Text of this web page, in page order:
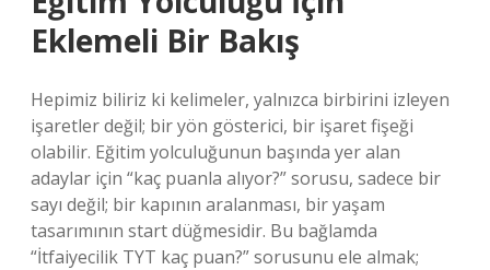
Eklemeli Bir Bakış
Hepimiz biliriz ki kelimeler, yalnızca birbirini izleyen
işaretler değil; bir yön gösterici, bir işaret fişeği
olabilir. Eğitim yolculuğunun başında yer alan
adaylar için “kaç puanla alıyor?” sorusu, sadece bir
sayı değil; bir kapının aralanması, bir yaşam
tasarımının start düğmesidir. Bu bağlamda
“İtfaiyecilik TYT kaç puan?” sorusunu ele almak;